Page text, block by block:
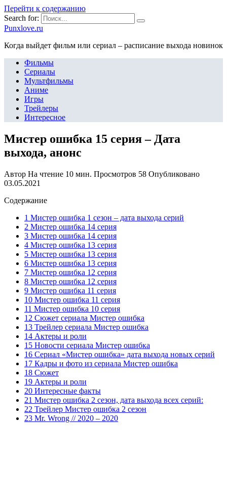
Перейти к содержанию
Search for:
Punxlove.ru
Когда выйдет фильм или сериал – расписание выхода новинок
Фильмы
Сериалы
Мультфильмы
Аниме
Игры
Трейлеры
Интересное
Мистер ошибка 15 серия – Дата
выхода, анонс
Автор На чтение 10 мин. Просмотров 58 Опубликовано
03.05.2021
Содержание
1 Мистер ошибка 1 сезон – дата выхода серий
2 Мистер ошибка 14 серия
3 Мистер ошибка 14 серия
4 Мистер ошибка 13 серия
5 Мистер ошибка 13 серия
6 Мистер ошибка 13 серия
7 Мистер ошибка 12 серия
8 Мистер ошибка 12 серия
9 Мистер ошибка 11 серия
10 Мистер ошибка 11 серия
11 Мистер ошибка 10 серия
12 Сюжет сериала Мистер ошибка
13 Трейлер сериала Мистер ошибка
14 Актеры и роли
15 Новости сериала Мистер ошибка
16 Сериал «Мистер ошибка» дата выхода новых серий
17 Кадры и фото из сериала Мистер ошибка
18 Сюжет
19 Актеры и роли
20 Интересные факты
21 Мистер ошибка 2 сезон, дата выхода всех серий:
22 Трейлер Мистер ошибка 2 сезон
23 Mr. Wrong // 2020 – 2020